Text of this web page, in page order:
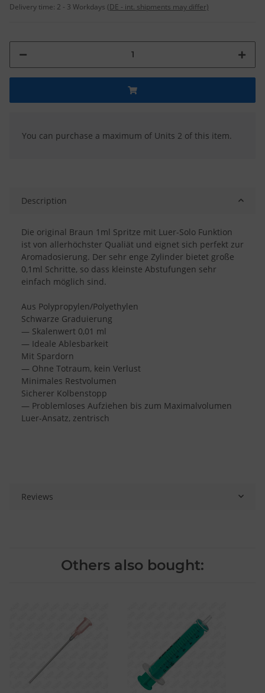
Delivery time: 2 - 3 Workdays (DE - int. shipments may differ)
You can purchase a maximum of Units 2 of this item.
Description
Die original Braun 1ml Spritze mit Luer-Solo Funktion
ist von allerhöchster Qualiät und eignet sich perfekt zur
Aromadosierung. Der sehr enge Zylinder bietet große
0,1ml Schritte, so dass kleinste Abstufungen sehr
einfach möglich sind.
Aus Polypropylen/Polyethylen
Schwarze Graduierung
— Skalenwert 0,01 ml
— Ideale Ablesbarkeit
Mit Spardorn
— Ohne Totraum, kein Verlust
Minimales Restvolumen
Sicherer Kolbenstopp
— Problemloses Aufziehen bis zum Maximalvolumen
Luer-Ansatz, zentrisch
Reviews
Others also bought: